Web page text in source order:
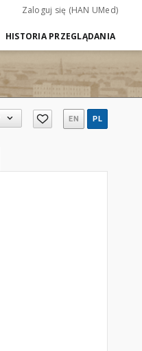
Zaloguj się (HAN UMed)
HISTORIA PRZEGLĄDANIA
EN PL